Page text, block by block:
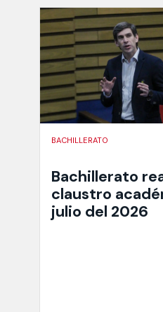
BACHILLERATO
Bachillerato
claustro
julio del 2026